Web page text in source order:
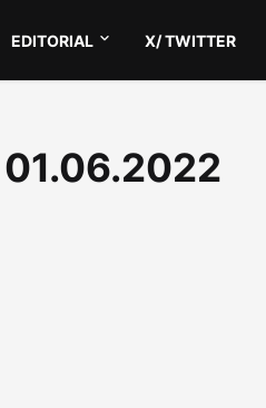
EDITORIAL X/ TWITTER